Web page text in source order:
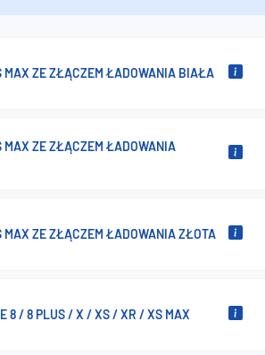
MAX ZE ZŁĄCZEM ŁADOWANIA BIAŁA
MAX ZE ZŁĄCZEM ŁADOWANIA
MAX ZE ZŁĄCZEM ŁADOWANIA ZŁOTA
8 / 8 PLUS / X / XS / XR / XS MAX